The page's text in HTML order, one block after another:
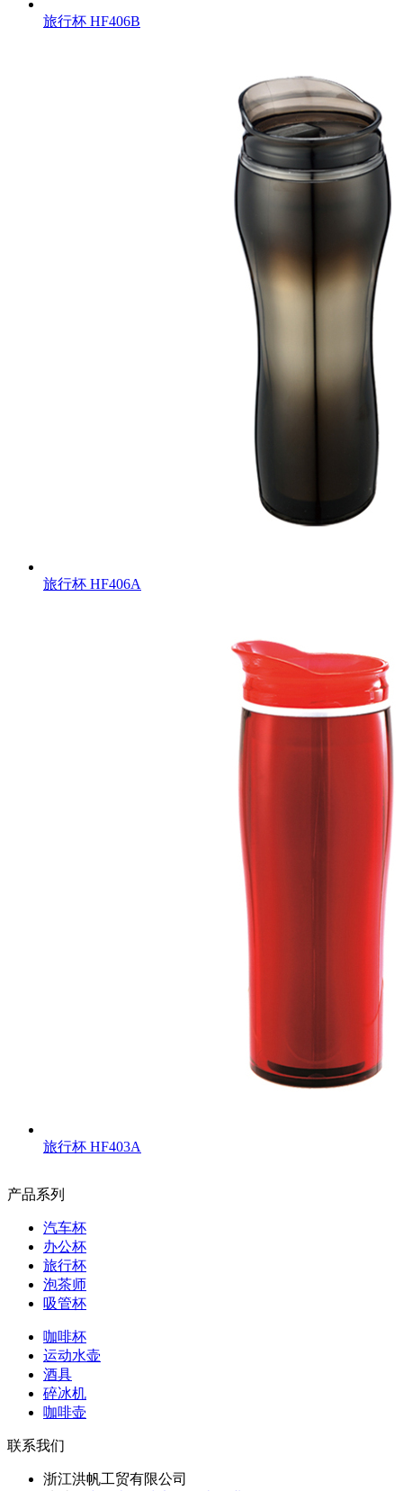
旅行杯 HF406B
旅行杯 HF406A
旅行杯 HF403A
产品系列
汽车杯
办公杯
旅行杯
泡茶师
吸管杯
咖啡杯
运动水壶
酒具
碎冰机
咖啡壶
联系我们
浙江洪帆工贸有限公司